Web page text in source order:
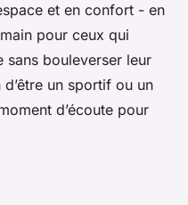
et en confort - en
pour ceux qui
sans bouleverser leur
un sportif ou un
d’écoute pour